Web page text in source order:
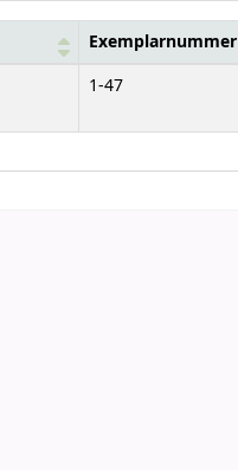
Exemplarnummer
1-47